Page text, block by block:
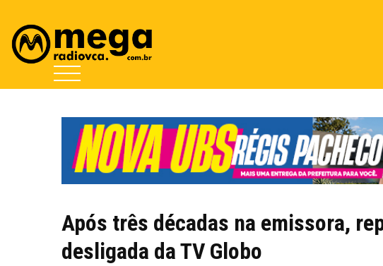
Após três décadas na emissora,
desligada da TV Globo